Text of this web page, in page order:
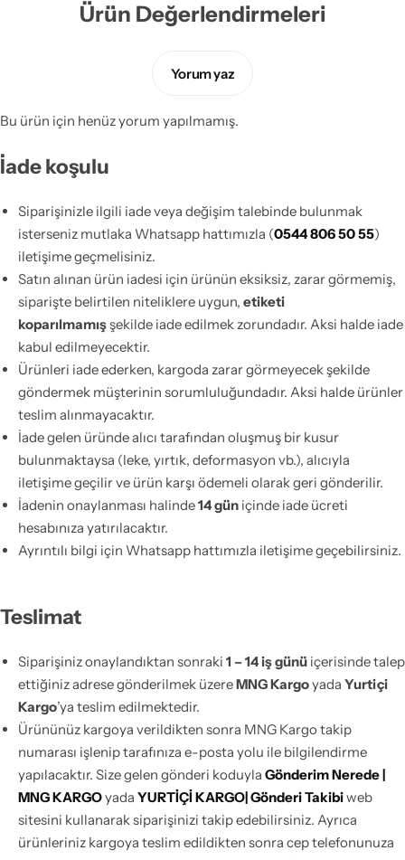
Ürün Değerlendirmeleri
Yorum yaz
Bu ürün için henüz yorum yapılmamış.
İade koşulu
Siparişinizle ilgili iade veya değişim talebinde bulunmak
isterseniz mutlaka Whatsapp hattımızla (0544 806 50 55)
iletişime geçmelisiniz.
Satın alınan ürün iadesi için ürünün eksiksiz, zarar görmemiş,
siparişte belirtilen niteliklere uygun, etiketi
koparılmamışşekilde iade edilmek zorundadır. Aksi halde iade
kabul edilmeyecektir.
Ürünleri iade ederken, kargoda zarar görmeyecek şekilde
göndermek müşterinin sorumluluğundadır. Aksi halde ürünler
teslim alınmayacaktır.
İade gelen üründe alıcı tarafından oluşmuş bir kusur
bulunmaktaysa (leke, yırtık, deformasyon vb.), alıcıyla
iletişime geçilir ve ürün karşı ödemeli olarak geri gönderilir.
İadenin onaylanması halinde14 güniçinde iade ücreti
hesabınıza yatırılacaktır.
Ayrıntılı bilgi için Whatsapp hattımızla iletişime geçebilirsiniz.
Teslimat
Siparişiniz onaylandıktan sonraki 1 – 14 iş günüiçerisinde talep
ettiğiniz adrese gönderilmek üzereMNG Kargoyada Yurtiçi
Kargo’ya teslim edilmektedir.
Ürününüz kargoya verildikten sonra MNG Kargo takip
numarası işlenip tarafınıza e-posta yolu ile bilgilendirme
yapılacaktır. Size gelen gönderi koduyla Gönderim Nerede |
MNG KARGOyada YURTİÇİ KARGO| Gönderi Takibiweb
sitesini kullanarak siparişinizi takip edebilirsiniz. Ayrıca
ürünleriniz kargoya teslim edildikten sonra cep telefonunuza